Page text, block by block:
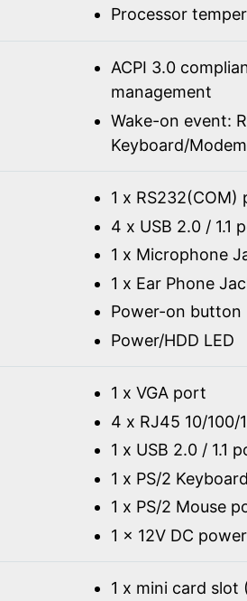
Processor
ACPI 3.0
management
Wake-on event:
Keyboard/
1 x RS232(COM)
4 x USB 2.0 / 1.1
1 x Microphone
1 x Ear Phone
Power-on button
Power/HDD LED
1 x VGA port
4 x RJ45 10/100/
1 x USB 2.0 / 1.1
1 x PS/2
1 x PS/2 Mouse
1 x 12V DC
1 x mini card slot